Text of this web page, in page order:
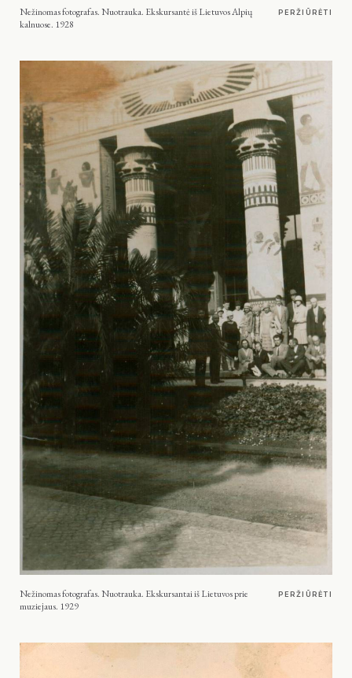
Nežinomas fotografas. Nuotrauka. Ekskursantė iš Lietuvos Alpių
kalnuose. 1928
PERŽIŪRĖTI
Nežinomas fotografas. Nuotrauka. Ekskursantai iš Lietuvos prie
muziejaus. 1929
PERŽIŪRĖTI